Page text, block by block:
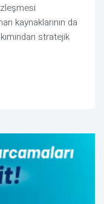
kaynaklarının da
stratejik